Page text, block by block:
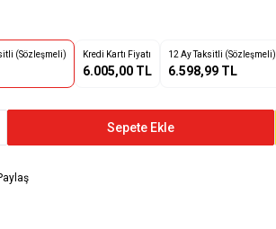
(Sözleşmeli) Kredi Kartı Fiyatı
6.005,00 TL
12 Ay Taksitli (Sözleşmeli)
6.598,99 TL
Sepete Ekle